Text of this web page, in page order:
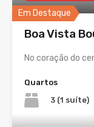
Em Destaque
Boa Vista
No coração do
Quartos
3 (1 suíte)